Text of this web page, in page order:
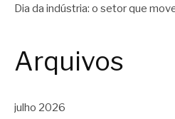
Dia da indústria: o setor que
Arquivos
julho 2026